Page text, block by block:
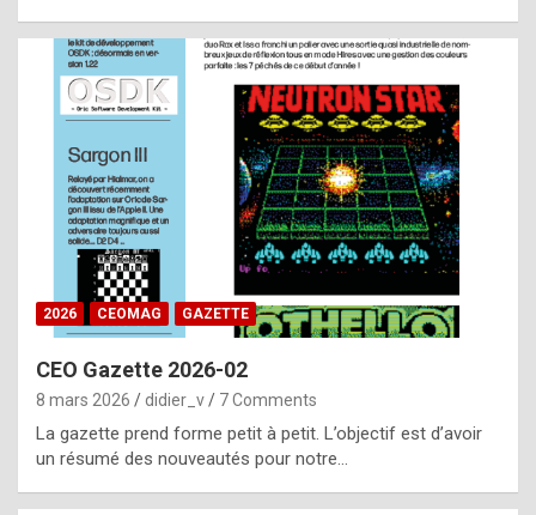
o
m
m
a
y
b
e
b
y
g
e
n
u
2026 CEOMAG GAZETTE
CEO Gazette 2026-02
8 mars 2026 didier_v 7 Comments
La gazette prend forme petit à petit. L’objectif est d’avoir
un résumé des nouveautés pour notre…